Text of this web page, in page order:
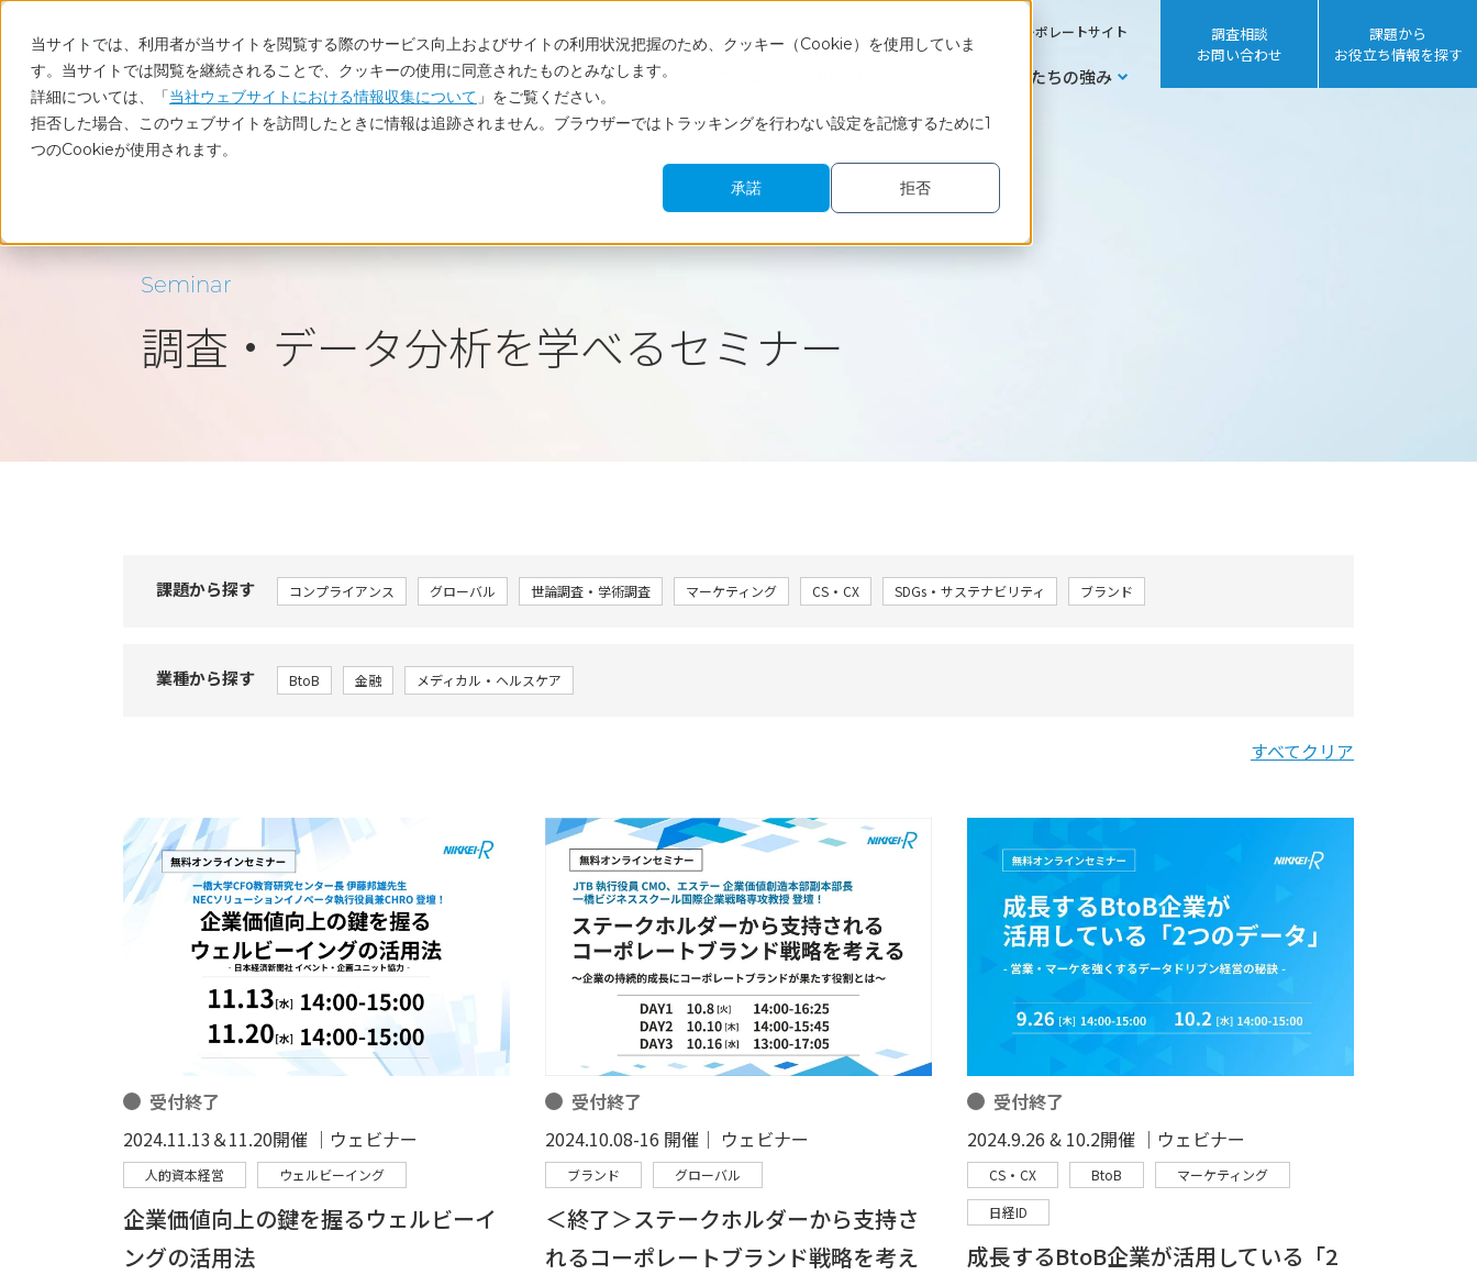
当サイトでは、利用者が当サイトを閲覧する際のサービス向上およびサイトの利用状況把握のため、クッキー（Cookie）を使用していま
す。当サイトでは閲覧を継続されることで、クッキーの使用に同意されたものとみなします。
詳細については、「当社ウェブサイトにおける情報収集について 」をご覧ください。
拒否した場合、このウェブサイトを訪問したときに情報は追跡されません。ブラウザーではトラッキングを行わない設定を記憶するために1
つのCookieが使用されます。
承諾
拒否
コーポレートサイト
サービス 調査レポート・コラム 私たちの強み
調査相談
お問い合わせ
課題から
お役立ち情報を探す
ホーム 調査・データ分析を学べるセミナー
Seminar
調査・データ分析を学べるセミナー
課題から探す コンプライアンス グローバル 世論調査・学術調査 マーケティング CS・CX SDGs・サステナビリティ ブランド
業種から探す BtoB 金融 メディカル・ヘルスケア
すべてクリア
受付終了
2024.11.13＆11.20開催 │ウェビナー
人的資本経営 ウェルビーイング
企業価値向上の鍵を握るウェルビーイ
ングの活用法
受付終了
2024.10.08-16 開催│ ウェビナー
ブランド グローバル
＜終了＞ステークホルダーから支持さ
れるコーポレートブランド戦略を考え
受付終了
2024.9.26 & 10.2開催 │ウェビナー
CS・CX BtoB
マーケティング
日経ID
成長するBtoB企業が活用している「2